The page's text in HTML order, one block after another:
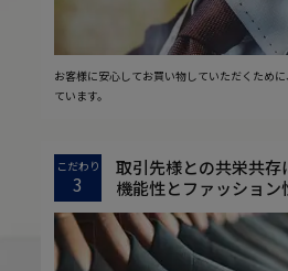
お客様に安心してお買い物していただくため
ています。
こだわり
3
取引先様との共栄共存
機能性とファッション